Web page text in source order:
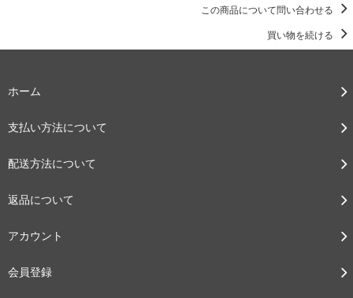
この商品について問い合わせる
買い物を続ける
ホーム
支払い方法について
配送方法について
返品について
アカウント
会員登録